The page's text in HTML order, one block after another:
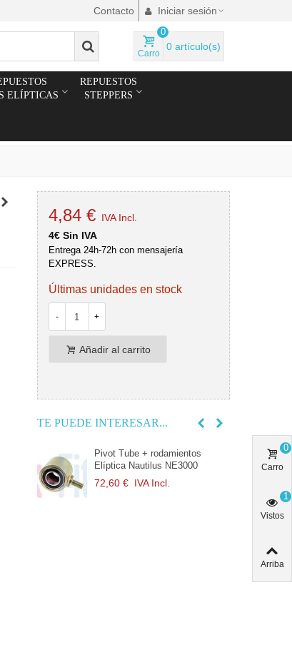
Contacto Iniciar sesión
Carro
0
0 artículo(s)
ELÍPTICAS
REPUESTOS
STEPPERS
4,84 € IVA Incl.
4€ Sin IVA
Entrega 24h-72h con mensajería
EXPRESS.
Últimas unidades en stock
- +
Añadir al carrito
TE PUEDE INTERESAR...
Pivot Tube + rodamientos
Elíptica Nautilus NE3000
72,60 € IVA Incl.
Carro
0
Vistos
1
Arriba